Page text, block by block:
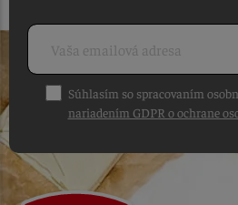
Súhlasím so spracovaním
nariadením GDPR o ochrane